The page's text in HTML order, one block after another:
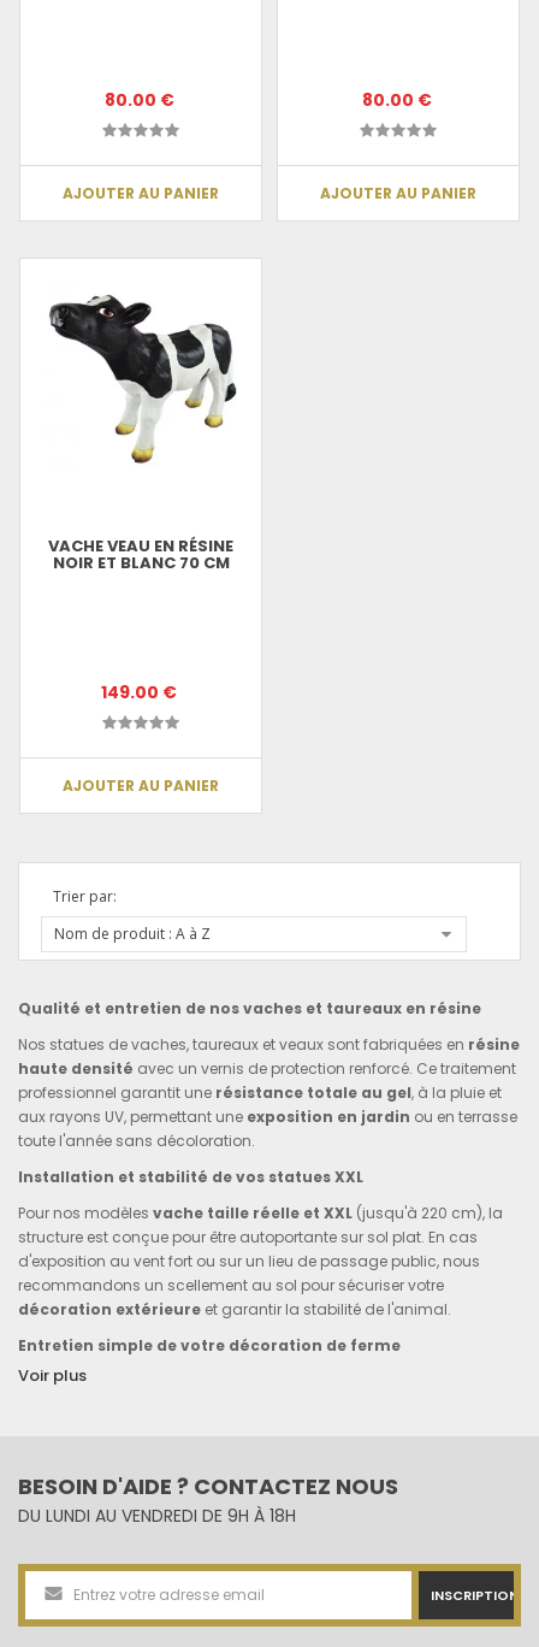
80.00 €
AJOUTER AU PANIER
80.00 €
AJOUTER AU PANIER
VACHE VEAU EN RÉSINE
NOIR ET BLANC 70 CM
149.00 €
AJOUTER AU PANIER
Trier par:
Nom de produit : A à Z
Qualité et entretien de nos vaches et taureaux en résine
Nos statues de vaches, taureaux et veaux sont fabriquées en résine
haute densité avec un vernis de protection renforcé. Ce traitement
professionnel garantit une résistance totale au gel, à la pluie et
aux rayons UV, permettant une exposition en jardin ou en terrasse
toute l'année sans décoloration.
Installation et stabilité de vos statues XXL
Pour nos modèles vache taille réelle et XXL (jusqu'à 220 cm), la
structure est conçue pour être autoportante sur sol plat. En cas
d'exposition au vent fort ou sur un lieu de passage public, nous
recommandons un scellement au sol pour sécuriser votre
décoration extérieure et garantir la stabilité de l'animal.
Entretien simple de votre décoration de ferme
L'entretien de la
commerces, restaurants et jardins paysagers cherchant une
dans la décoration extérieure. Aux côtés des statues de vaches en
résine et des taureaux décoratifs, les statues de veaux en résine
Voir plus
BESOIN D'AIDE ? CONTACTEZ NOUS
DU LUNDI AU VENDREDI DE 9H À 18H
INSCRIPTION